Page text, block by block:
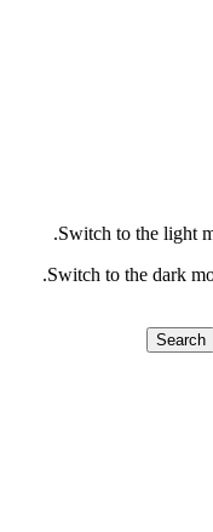
Switch to the light
Switch to the dark
Search